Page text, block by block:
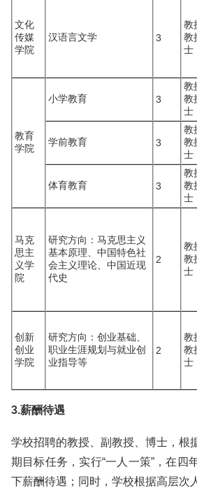
文化
传媒
学院
汉语言文学 3
教
教
士
教育
学院
小学教育 3
教
教
士
学前教育 3
教
教
士
体育教育 3
教
教
士
马克
思主
义学
院
研究方向：马克思主义
基本原理、中国特色社
会主义理论、中国近现
代史
2
教
教
士
创新
创业
学院
研究方向：创业基础、
职业生涯规划与就业创
业指导等
2
教
教
士
3.薪酬待遇
学校招聘的教授、副教授、博士，根
期目标任务，实行“一人一策”，在四
下薪酬待遇；同时，学校根据高层次